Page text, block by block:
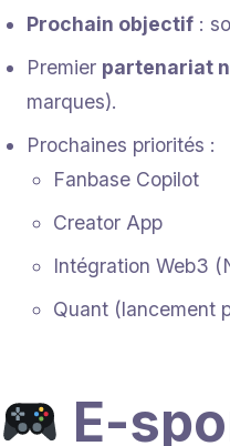
Prochain objectif :
Premier partenariat
marques).
Prochaines priorités :
Fanbase Copilot
Creator App
Intégration Web3
Quant (lancement
E-